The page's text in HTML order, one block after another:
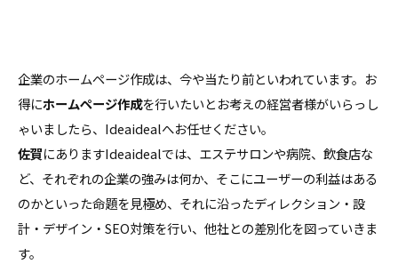
企業のホームページ作成は、今や当たり前といわれています。お
得にホームページ作成を行いたいとお考えの経営者様がいらっし
ゃいましたら、Ideaidealへお任せください。
佐賀にありますIdeaidealでは、エステサロンや病院、飲食店な
ど、それぞれの企業の強みは何か、そこにユーザーの利益はある
のかといった命題を見極め、それに沿ったディレクション・設
計・デザイン・SEO対策を行い、他社との差別化を図っていきま
す。